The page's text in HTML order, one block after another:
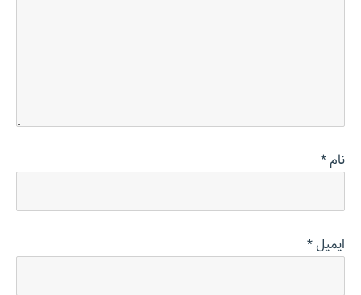
نام*
ایمیل*